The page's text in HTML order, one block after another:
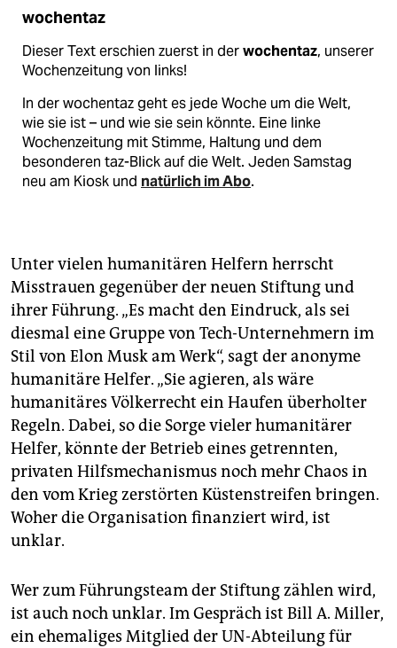
wochentaz
Dieser Text erschien zuerst in derwochentaz, unserer
Wochenzeitung von links!
In der wochentaz geht es jede Woche um die Welt,
wie sie ist – und wie sie sein könnte. Eine linke
Wochenzeitung mit Stimme, Haltung und dem
besonderen taz-Blick auf die Welt. Jeden Samstag
neu am Kiosk und natürlich im Abo.
Unter vielen humanitären Helfern herrscht
Misstrauen gegenüber der neuen Stiftung und
ihrer Führung. „Es macht den Eindruck, als sei
diesmal eine Gruppe von Tech-Unternehmern im
Stil von Elon Musk am Werk“, sagt der anonyme
humanitäre Helfer. „Sie agieren, als wäre
humanitäres Völkerrecht ein Haufen überholter
Regeln. Dabei, so die Sorge vieler humanitärer
Helfer, könnte der Betrieb eines getrennten,
privaten Hilfsmechanismus noch mehr Chaos in
den vom Krieg zerstörten Küstenstreifen bringen.
Woher die Organisation finanziert wird, ist
unklar.
Wer zum Führungsteam der Stiftung zählen wird,
ist auch noch unklar. Im Gespräch ist Bill A. Miller,
ein ehemaliges Mitglied der UN-Abteilung für